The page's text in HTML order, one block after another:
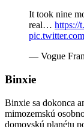
It took nine
real… https://
— Vogue
Binxie
Binxie sa dokonca
mimozemskú
domovskú planétu